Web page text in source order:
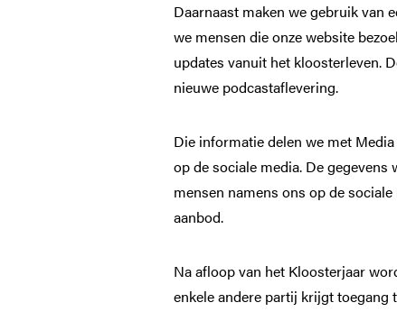
Daarnaast maken we gebruik van
we mensen die onze website
updates vanuit het kloosterleven.
nieuwe podcastaflevering.
Die informatie delen we met
op de sociale media. De
mensen namens ons op de
aanbod.
Na afloop van het Kloosterjaar
enkele andere partij krijgt